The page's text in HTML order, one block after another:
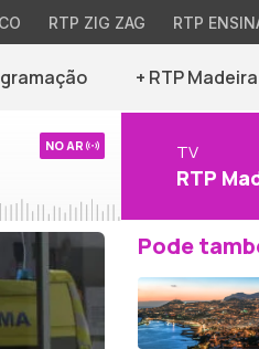
RTP ZIG ZAG RTP
+ RTP Madeira
NO AR TV
RTP
Pode